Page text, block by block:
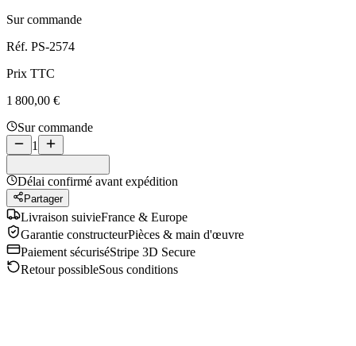
Sur commande
Réf. PS-2574
Prix TTC
1 800,00 €
Sur commande
1
Délai confirmé avant expédition
Partager
Livraison suivieFrance & Europe
Garantie constructeurPièces & main d'œuvre
Paiement sécuriséStripe 3D Secure
Retour possibleSous conditions